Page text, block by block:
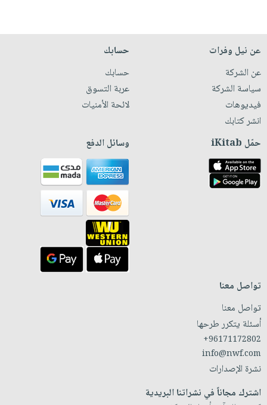
عن نيل وفرات
عن الشركة
سياسة الشركة
فيديوهات
انشر كتابك
حسابك
حسابك
عربة التسوق
لائحة الأمنيات
حمّل iKitab وسائل الدفع
تواصل معنا
تواصل معنا
أسئلة يتكرر طرحها
+96171172802
info@nwf.com
نشرة الإصدارات
اشترك مجاناً في نشراتنا البريدية